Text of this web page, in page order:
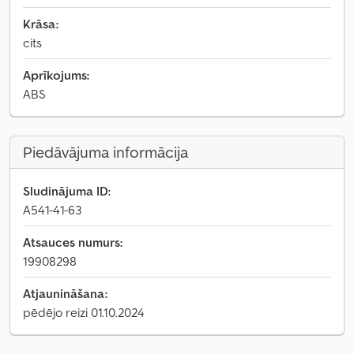
Krāsa:
cits
Aprīkojums:
ABS
Piedāvājuma informācija
Sludinājuma ID:
A541-41-63
Atsauces numurs:
19908298
Atjaunināšana:
pēdējo reizi 01.10.2024